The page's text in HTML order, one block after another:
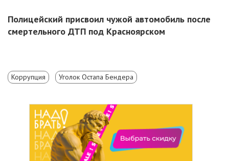
Полицейский присвоил чужой автомобиль после
смертельного ДТП под Красноярском
Коррупция Уголок Остапа Бендера